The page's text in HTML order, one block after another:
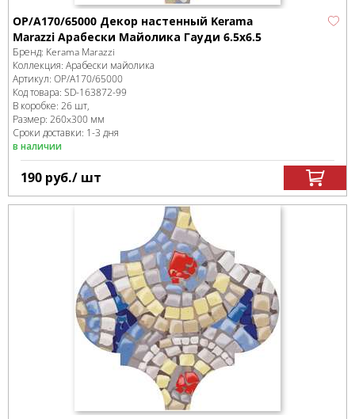
OP/A170/65000 Декор настенный Kerama
Marazzi Арабески Майолика Гауди 6.5x6.5
Бренд: Kerama Marazzi
Коллекция: Арабески майолика
Артикул: OP/A170/65000
Код товара: SD-163872-99
В коробке: 26 шт,
Размер: 260x300 мм
Сроки доставки: 1-3 дня
в наличии
190 руб./ шт